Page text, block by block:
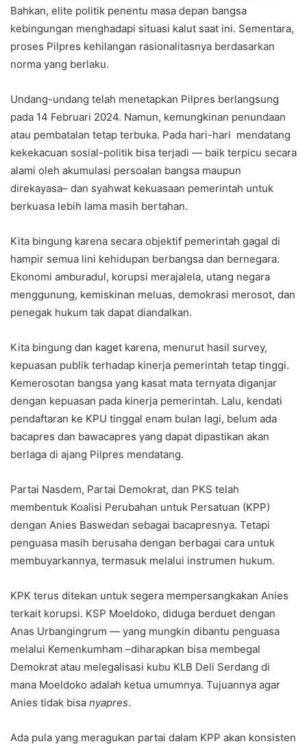
Bahkan, elite politik penentu masa depan bangsa
kebingungan menghadapi situasi kalut saat ini. Sementara,
proses Pilpres kehilangan rasionalitasnya berdasarkan
norma yang berlaku.
Undang-undang telah menetapkan Pilpres berlangsung
pada 14 Februari 2024. Namun, kemungkinan penundaan
atau pembatalan tetap terbuka. Pada hari-hari mendatang
kekekacuan sosial-politik bisa terjadi — baik terpicu secara
alami oleh akumulasi persoalan bangsa maupun
direkayasa– dan syahwat kekuasaan pemerintah untuk
berkuasa lebih lama masih bertahan.
Kita bingung karena secara objektif pemerintah gagal di
hampir semua lini kehidupan berbangsa dan bernegara.
Ekonomi amburadul, korupsi merajalela, utang negara
menggunung, kemiskinan meluas, demokrasi merosot, dan
penegak hukum tak dapat diandalkan.
Kita bingung dan kaget karena, menurut hasil survey,
kepuasan publik terhadap kinerja pemerintah tetap tinggi.
Kemerosotan bangsa yang kasat mata ternyata diganjar
dengan kepuasan pada kinerja pemerintah. Lalu, kendati
pendaftaran ke KPU tinggal enam bulan lagi, belum ada
bacapres dan bawacapres yang dapat dipastikan akan
berlaga di ajang Pilpres mendatang.
Partai Nasdem, Partai Demokrat, dan PKS telah
membentuk Koalisi Perubahan untuk Persatuan (KPP)
dengan Anies Baswedan sebagai bacapresnya. Tetapi
penguasa masih berusaha dengan berbagai cara untuk
membuyarkannya, termasuk melalui instrumen hukum.
KPK terus ditekan untuk segera mempersangkakan Anies
terkait korupsi. KSP Moeldoko, diduga berduet dengan
Anas Urbangingrum — yang mungkin dibantu penguasa
melalui Kemenkumham –diharapkan bisa membegal
Demokrat atau melegalisasi kubu KLB Deli Serdang di
mana Moeldoko adalah ketua umumnya. Tujuannya agar
Anies tidak bisa nyapres.
Ada pula yang meragukan partai dalam KPP akan konsisten